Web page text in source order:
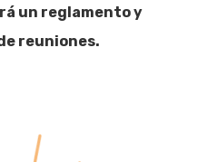
un reglamento y
reuniones.